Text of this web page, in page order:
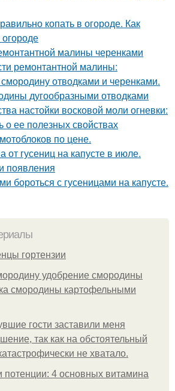
копать в огороде. Как
малины черенками
ремонтантной малины:
отводками и черенками.
дугообразными отводками
настойки восковой моли огневки:
о ее полезных свойствах
по цене.
от гусениц на капусте в июле.
появления
бороться с гусеницами на капусте.
гортензии
удобрение смородины
смородины картофельными
гости заставили меня
так как на обстоятельный
не хватало.
потенции: 4 основных витамина